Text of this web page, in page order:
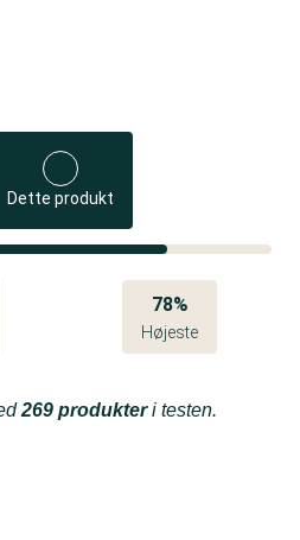
Dette produkt
78%
Højeste
269 produkteri testen.